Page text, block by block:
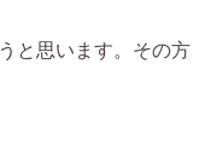
と思います。その方